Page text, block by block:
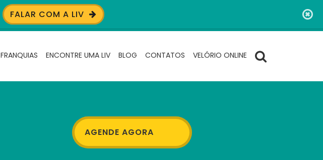
FALAR COM A LIV
FRANQUIAS ENCONTRE UMA LIV BLOG CONTATOS VELÓRIO ONLINE
AGENDE AGORA